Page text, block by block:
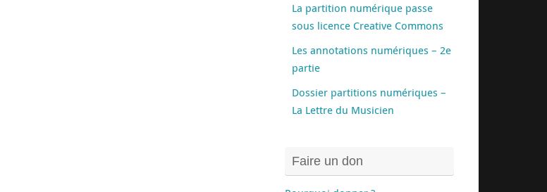
La partition numérique passe
sous licence Creative Commons
Les annotations numériques – 2e
partie
Dossier partitions numériques –
La Lettre du Musicien
Faire un don